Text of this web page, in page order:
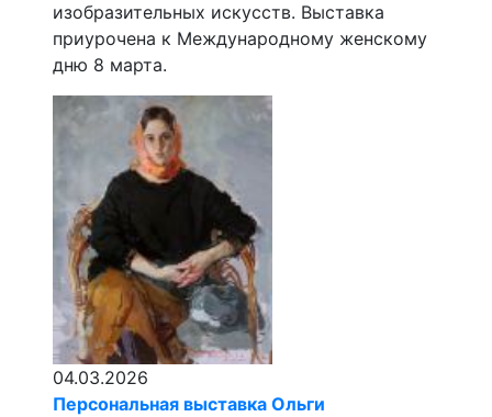
изобразительных искусств. Выставка
приурочена к Международному женскому
дню 8 марта.
04.03.2026
Персональная выставка Ольги